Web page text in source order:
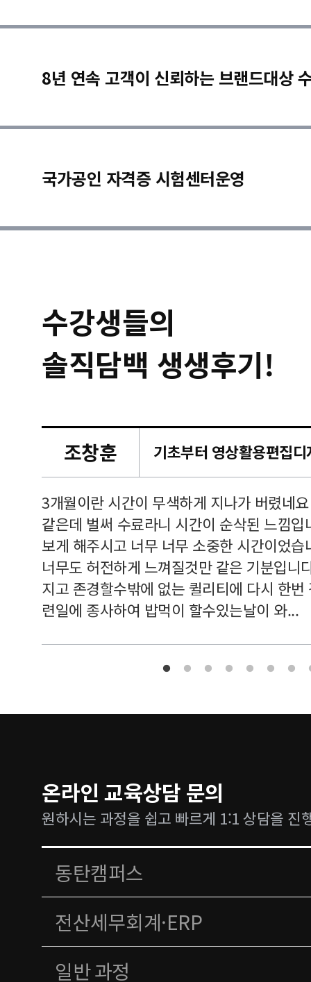
8년 연속 고객이 신뢰하는 브랜드대상
국가공인 자격증 시험센터운영
수강생들의
솔직담백 생생후기!
조창훈
3개월이란 시간이 무색하게 지나가 버렸네
같은데 벌써 수료라니 시간이 순삭된 느낌
보게 해주시고 너무 너무 소중한 시간이었
너무도 허전하게 느껴질것만 같은 기분입니
지고 존경할수밖에 없는 퀼리티에 다시 한
련일에 종사하여 밥먹이 할수있는날이 와...
온라인 교육상담 문의
원하시는 과정을 쉽고 빠르게 1:1 상담을 진